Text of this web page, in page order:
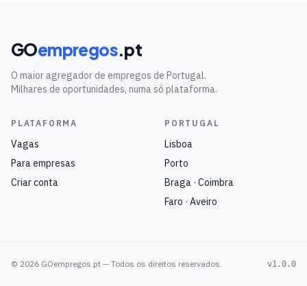
GOempregos.pt
O maior agregador de empregos de Portugal.
Milhares de oportunidades, numa só plataforma.
PLATAFORMA
Vagas
Para empresas
Criar conta
PORTUGAL
Lisboa
Porto
Braga · Coimbra
Faro · Aveiro
© 2026 GOempregos.pt — Todos os direitos reservados. v1.0.0